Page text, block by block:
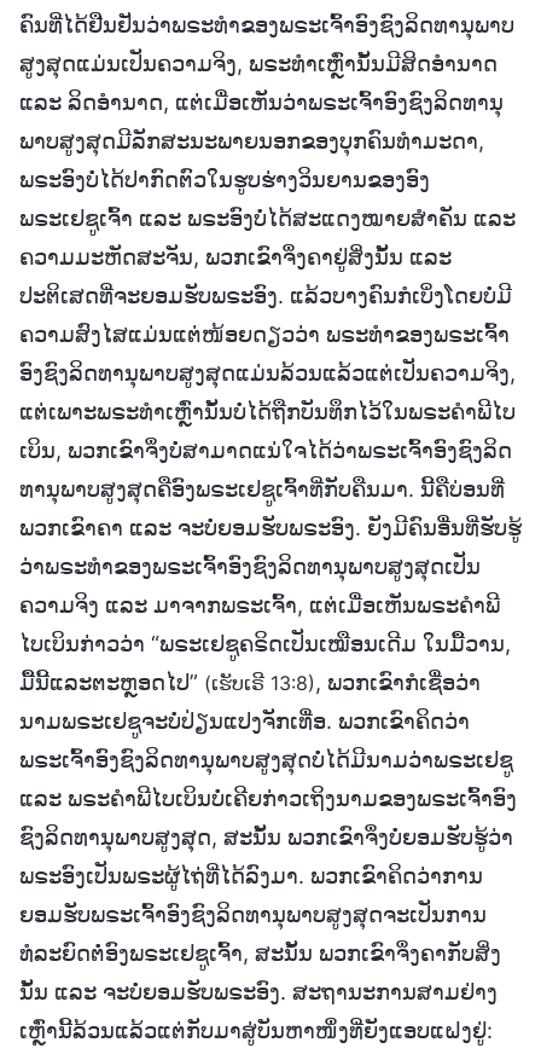
ຄົນທີ່ໄດ້ຢືນຢັນວ່າພຣະທຳຂອງພຣະເຈົ້າອົງຊົງລິດທານຸພາບ
ສູງສຸດແມ່ນເປັນຄວາມຈິງ, ພຣະທຳເຫຼົ່ານັ້ນມີສິດອຳນາດ
ແລະ ລິດອຳນາດ, ແຕ່ເມື່ອເຫັນວ່າພຣະເຈົ້າອົງຊົງລິດທານຸ
ພາບສູງສຸດມີລັກສະນະພາຍນອກຂອງບຸກຄົນທຳມະດາ,
ພຣະອົງບໍ່ໄດ້ປາກົດຕົວໃນຮູບຮ່າງວິນຍານຂອງອົງ
ພຣະເຢຊູເຈົ້າ ແລະ ພຣະອົງບໍ່ໄດ້ສະແດງໝາຍສຳຄັນ ແລະ
ຄວາມມະຫັດສະຈັນ, ພວກເຂົາຈຶ່ງຄາຢູ່ສິ່ງນັ້ນ ແລະ
ປະຕິເສດທີ່ຈະຍອມຮັບພຣະອົງ. ແລ້ວບາງຄົນກໍເບິ່ງໂດຍບໍ່ມີ
ຄວາມສົງໄສແມ່ນແຕ່ໜ້ອຍດຽວວ່າ ພຣະທຳຂອງພຣະເຈົ້າ
ອົງຊົງລິດທານຸພາບສູງສຸດແມ່ນລ້ວນແລ້ວແຕ່ເປັນຄວາມຈິງ,
ແຕ່ເພາະພຣະທຳເຫຼົ່ານັ້ນບໍ່ໄດ້ຖືກບັນທຶກໄວ້ໃນພຣະຄຳພີໄບ
ເບິນ, ພວກເຂົາຈຶ່ງບໍ່ສາມາດແນ່ໃຈໄດ້ວ່າພຣະເຈົ້າອົງຊົງລິດ
ທານຸພາບສູງສຸດຄືອົງພຣະເຢຊູເຈົ້າທີ່ກັບຄືນມາ. ນີ້ຄືບ່ອນທີ່
ພວກເຂົາຄາ ແລະ ຈະບໍ່ຍອມຮັບພຣະອົງ. ຍັງມີຄົນອື່ນທີ່ຮັບຮູ້
ວ່າພຣະທຳຂອງພຣະເຈົ້າອົງຊົງລິດທານຸພາບສູງສຸດເປັນ
ຄວາມຈິງ ແລະ ມາຈາກພຣະເຈົ້າ, ແຕ່ເມື່ອເຫັນພຣະຄຳພີ
ໄບເບິນກ່າວວ່າ “ພຣະເຢຊູຄຣິດເປັນເໝືອນເດີມ ໃນມື້ວານ,
ມື້ນີ້ແລະຕະຫຼອດໄປ” (ເຮັບເຣີ 13:8) , ພວກເຂົາກໍເຊື່ອວ່າ
ນາມພຣະເຢຊູຈະບໍ່ປ່ຽນແປງຈັກເທື່ອ. ພວກເຂົາຄິດວ່າ
ພຣະເຈົ້າອົງຊົງລິດທານຸພາບສູງສຸດບໍ່ໄດ້ມີນາມວ່າພຣະເຢຊູ
ແລະ ພຣະຄຳພີໄບເບິນບໍ່ເຄີຍກ່າວເຖິງນາມຂອງພຣະເຈົ້າອົງ
ຊົງລິດທານຸພາບສູງສຸດ, ສະນັ້ນ ພວກເຂົາຈຶ່ງບໍ່ຍອມຮັບຮູ້ວ່າ
ພຣະອົງເປັນພຣະຜູ້ໄຖ່ທີ່ໄດ້ລົງມາ. ພວກເຂົາຄິດວ່າການ
ຍອມຮັບພຣະເຈົ້າອົງຊົງລິດທານຸພາບສູງສຸດຈະເປັນການ
ທໍລະຍົດຕໍ່ອົງພຣະເຢຊູເຈົ້າ, ສະນັ້ນ ພວກເຂົາຈຶ່ງຄາກັບສິ່ງ
ນັ້ນ ແລະ ຈະບໍ່ຍອມຮັບພຣະອົງ. ສະຖານະການສາມຢ່າງ
ເຫຼົ່ານີ້ລ້ວນແລ້ວແຕ່ກັບມາສູ່ບັນຫາໜຶ່ງທີ່ຍັງແອບແຝງຢູ່: